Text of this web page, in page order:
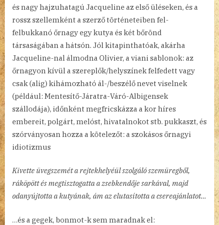
és nagy hajzuhatagú Jacqueline az első üléseken, és a
rossz szellemként a szerző történeteiben fel-
felbukkanó őrnagy egy kutya és két bőrönd
társaságában a hátsón. Jól kitapinthatóak, akárha
Jacqueline-nal álmodna Olivier, a viani sablonok: az
őrnagyon kívül a szereplők/helyszínek felfedett vagy
csak (alig) kihámozható ál-/beszélő nevet viselnek
(például: Mentesítő-Járatra-Váró-Albigensek
szállodája), időnként megfricskázza a kor híres
embereit, polgárt, melóst, hivatalnokot stb. pukkaszt, és
szórványosan hozza a kötelezőt: a szokásos őrnagyi
idiotizmus
Kivette üvegszemét a rejtekhelyéül szolgáló szemüregből,
ráköpött és megtisztogatta a zsebkendője sarkával, majd
odanyújtotta a kutyának, ám az elutasította a csereajánlatot…
…és a gegek, bonmot-k sem maradnak el: